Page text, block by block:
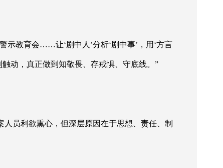
示教育会……让‘剧中人’分析‘剧中事’，用‘方言
触动，真正做到知敬畏、存戒惧、守底线。”
人员利欲熏心，但深层原因在于思想、责任、制